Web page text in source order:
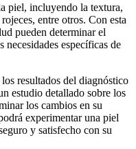
piel, incluyendo la textura,
entre otros. Con esta
pueden determinar el
específicas de
resultados del diagnóstico
estudio detallado sobre los
los cambios en su
experimentar una piel
y satisfecho con su